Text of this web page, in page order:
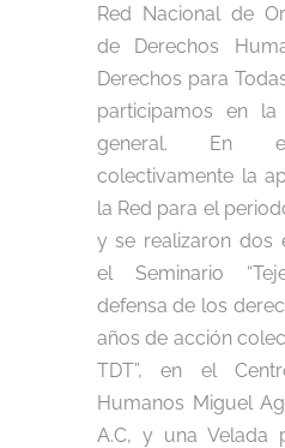
Red Nacional de
de Derechos
Derechos para
participamos en la
general. En
colectivamente la
la Red para el
y se realizaron dos
el Seminario
defensa de los
años de acción
TDT”, en el
Humanos Miguel
A.C, y una Velada